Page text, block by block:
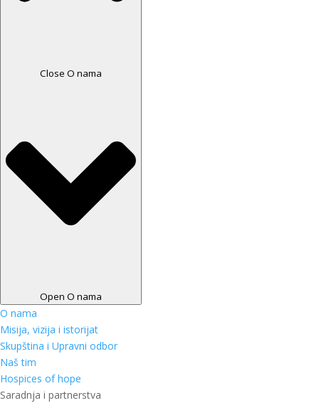
Close O nama
Open O nama
O nama
Misija, vizija i istorijat
Skupština i Upravni odbor
Naš tim
Hospices of hope
Saradnja i partnerstva